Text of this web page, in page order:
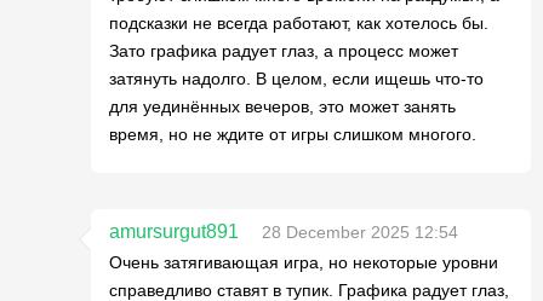
подсказки не всегда работают, как хотелось бы.
Зато графика радует глаз, а процесс может
затянуть надолго. В целом, если ищешь что-то
для уединённых вечеров, это может занять
время, но не ждите от игры слишком многого.
amursurgut891
28 December 2025 12:54
Очень затягивающая игра, но некоторые уровни
справедливо ставят в тупик. Графика радует глаз,